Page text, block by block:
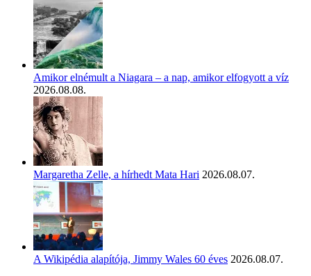
Amikor elnémult a Niagara – a nap, amikor elfogyott a víz
2026.08.08.
Margaretha Zelle, a hírhedt Mata Hari 2026.08.07.
A Wikipédia alapítója, Jimmy Wales 60 éves 2026.08.07.